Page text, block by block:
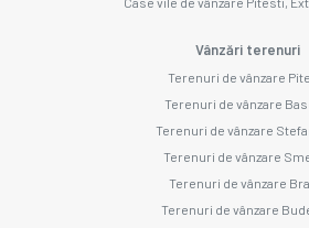
Vânzări terenuri
Terenuri de vânzare
Terenuri de vânzare
Terenuri de vânzare
Terenuri de vânzare
Terenuri de vânzare
Terenuri de vânzare